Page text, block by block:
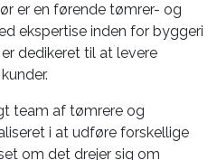
er en førende tømrer- og
ekspertise inden for byggeri
dedikeret til at levere
team af tømrere og
i at udføre forskellige
om det drejer sig om